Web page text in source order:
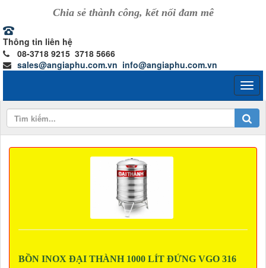
Chia sẻ thành công, kết nối đam mê
Thông tin liên hệ
08-3718 9215 3718 5666
sales@angiaphu.com.vn info@angiaphu.com.vn
BỒN INOX ĐẠI THÀNH 1000 LÍT ĐỨNG VGO 316